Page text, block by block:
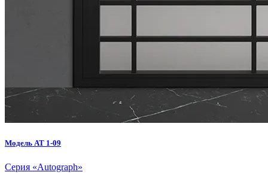
Модель AT 1-09
Серия «Autograph»